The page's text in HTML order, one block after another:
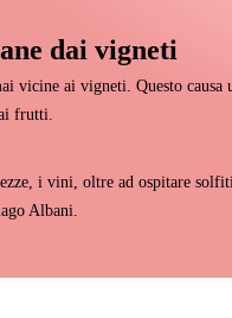
dai vigneti
vicine ai vigneti. Questo causa
frutti.
i vini, oltre ad ospitare
Albani.